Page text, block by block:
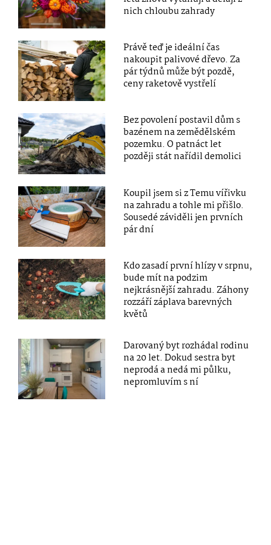
nich chloubu zahrady
Právě teď je ideální čas
nakoupit palivové dřevo. Za
pár týdnů může být pozdě,
ceny raketově vystřelí
Bez povolení postavil dům s
bazénem na zemědělském
pozemku. O patnáct let
později stát nařídil demolici
Koupil jsem si z Temu vířivku
na zahradu a tohle mi přišlo.
Sousedé záviděli jen prvních
pár dní
Kdo zasadí první hlízy v srpnu,
bude mít na podzim
nejkrásnější zahradu. Záhony
rozzáří záplava barevných
květů
Darovaný byt rozhádal rodinu
na 20 let. Dokud sestra byt
neprodá a nedá mi půlku,
nepromluvím s ní